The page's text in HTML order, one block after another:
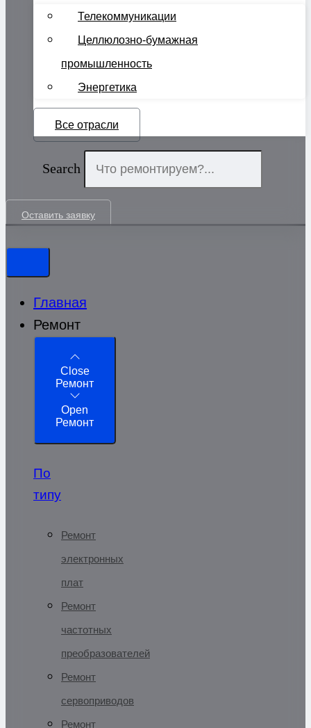
Телекоммуникации
Целлюлозно-бумажная
промышленность
Энергетика
Все отрасли
Search
Оставить заявку
Главная
Ремонт
Close
Ремонт
Open
Ремонт
По
типу
Ремонт
электронных
плат
Ремонт
частотных
преобразователей
Ремонт
сервоприводов
Ремонт